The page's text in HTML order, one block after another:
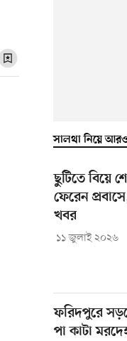
সালথা নিয়ে
ছুটিতে বিয়ে
ফেরেন
খবর
১১ জুলাই ২০২৬
ফরিদপুরে
পা কাটা